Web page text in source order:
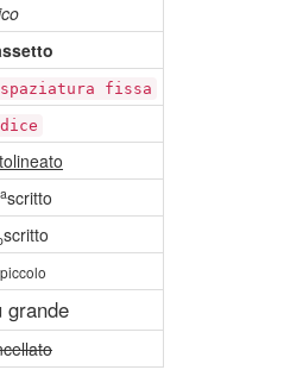
fissa
scritto
scritto
grande